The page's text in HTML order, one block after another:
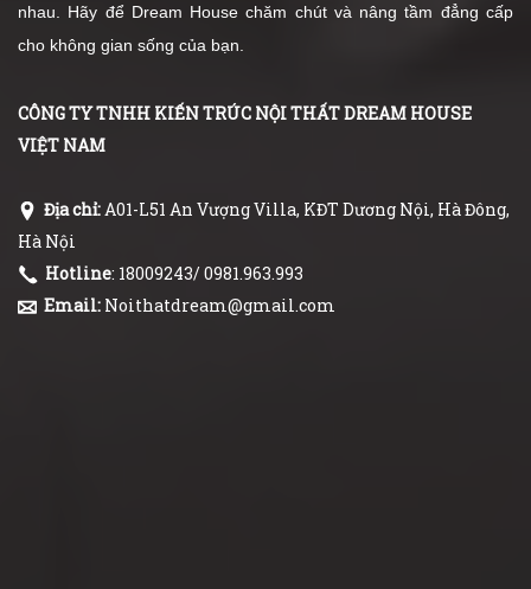
nhau. Hãy để Dream House chăm chút và nâng tầm đẳng cấp
cho không gian sống của bạn.
CÔNG TY TNHH KIẾN TRÚC NỘI THẤT DREAM HOUSE
VIỆT NAM
Địa chỉ:A01-L51 An Vượng Villa, KĐT Dương Nội, Hà Đông,
Hà Nội
Hotline: 18009243/ 0981.963.993
Email: Noithatdream@gmail.com